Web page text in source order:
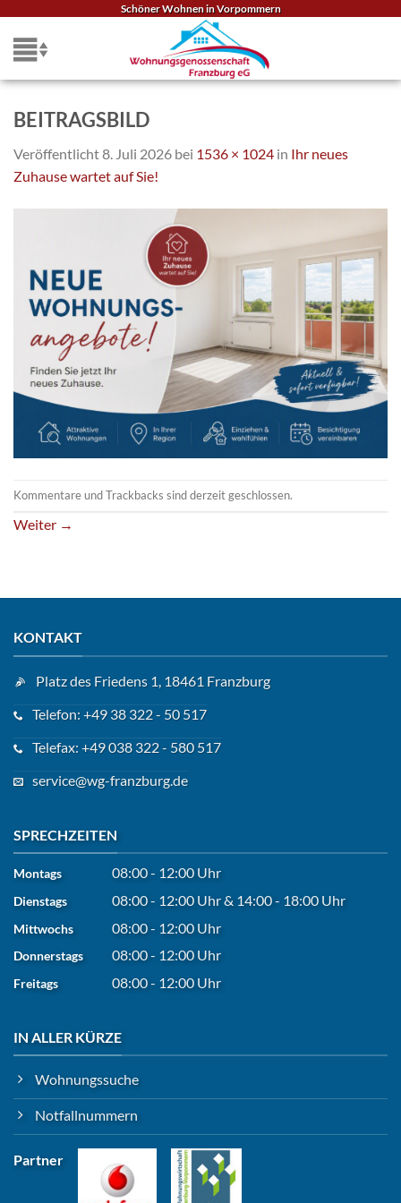
springen
Schöner Wohnen in Vorpommern
BEITRAGSBILD
Veröffentlicht8. Juli 2026 bei 1536 × 1024 in Ihr neues
Zuhause wartet auf Sie!
Kommentare und Trackbacks sind derzeit geschlossen.
Weiter →
KONTAKT
Platz des Friedens 1, 18461 Franzburg
Telefon: +49 38 322 - 50 517
Telefax: +49 038 322 - 580 517
service@wg-franzburg.de
SPRECHZEITEN
Montags 08:00 - 12:00 Uhr
Dienstags 08:00 - 12:00 Uhr& 14:00 - 18:00 Uhr
Mittwochs 08:00 - 12:00 Uhr
Donnerstags 08:00 - 12:00 Uhr
Freitags 08:00 - 12:00 Uhr
IN ALLER KÜRZE
Wohnungssuche
Notfallnummern
Partner